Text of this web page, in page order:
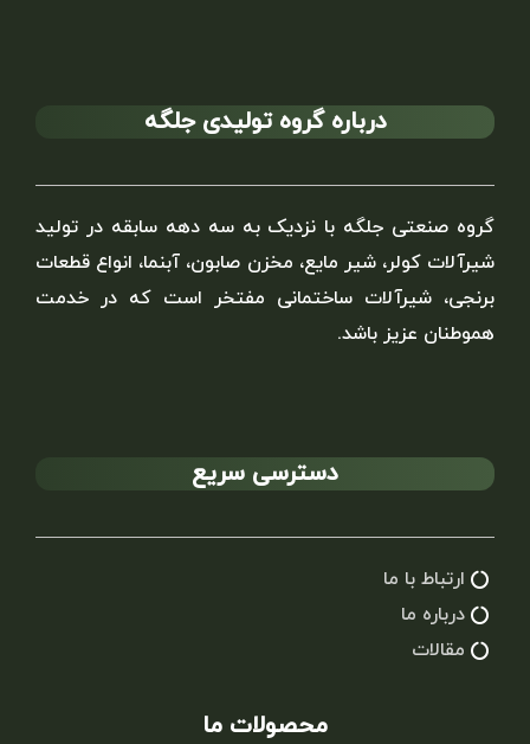
درباره گروه تولیدی جلگه
گروه صنعتی جلگه با نزدیک به سه دهه سابقه در تولید
شیرآلات کولر، شیر مایع، مخزن صابون، آبنما، انواع قطعات
برنجی، شیرآلات ساختمانی مفتخر است که در خدمت
هموطنان عزیز باشد.
دسترسی سریع
ارتباط با ما
درباره ما
مقالات
محصولات ما